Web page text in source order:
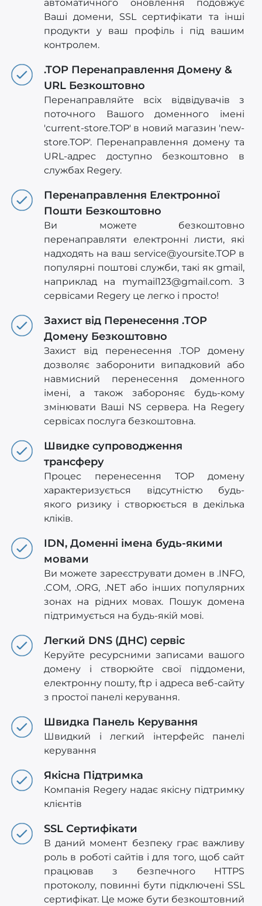
автоматичного оновлення подовжує
Ваші домени, SSL сертифікати та інші
продукти у ваш профіль і під вашим
контролем.
.TOP Перенаправлення Домену &
URL Безкоштовно
Перенаправляйте всіх відвідувачів з
поточного Вашого доменного імені
'current-store.TOP' в новий магазин 'new-
store.TOP'. Перенаправлення домену та
URL-адрес доступно безкоштовно в
службах Regery.
Перенаправлення Електронної
Пошти Безкоштовно
Ви можете безкоштовно
перенаправляти електронні листи, які
надходять на ваш service@yoursite.TOP в
популярні поштові служби, такі як gmail,
наприклад на mymail123@gmail.com. З
сервісами Regery це легко і просто!
Захист від Перенесення .TOP
Домену Безкоштовно
Захист від перенесення .TOP домену
дозволяє заборонити випадковий або
навмисний перенесення доменного
імені, а також забороняє будь-кому
змінювати Ваші NS сервера. На Regery
сервісах послуга безкоштовна.
Швидке супроводження
трансферу
Процес перенесення TOP домену
характеризується відсутністю будь-
якого ризику і створюється в декілька
кліків.
IDN, Доменні імена будь-якими
мовами
Ви можете зареєструвати домен в .INFO,
.COM, .ORG, .NET або інших популярних
зонах на рідних мовах. Пошук домена
підтримується на будь-якій мові.
Легкий DNS (ДНС) сервіс
Керуйте ресурсними записами вашого
домену і створюйте свої піддомени,
електронну пошту, ftp і адреса веб-сайту
з простої панелі керування.
Швидка Панель Керування
Швидкий і легкий інтерфейс панелі
керування
Якісна Підтримка
Компанія Regery надає якісну підтримку
клієнтів
SSL Сертифікати
В даний момент безпеку грає важливу
роль в роботі сайтів і для того, щоб сайт
працював з безпечного HTTPS
протоколу, повинні бути підключені SSL
сертифікат. Це може бути безкоштовний